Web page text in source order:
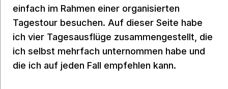
einfach im Rahmen einer organisierten
Tagestour besuchen. Auf dieser Seite habe
ich vier Tagesausflüge zusammengestellt, die
ich selbst mehrfach unternommen habe und
die ich auf jeden Fall empfehlen kann.